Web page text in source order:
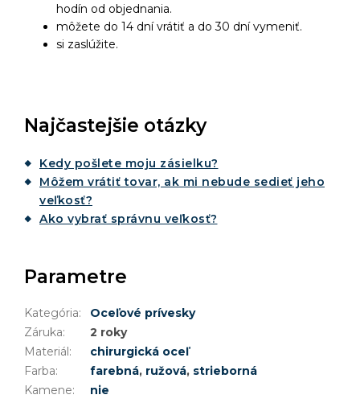
hodín od objednania.
môžete do 14 dní vrátiť a do 30 dní vymeniť.
si zaslúžite.
Najčastejšie otázky
Kedy pošlete moju zásielku?
Môžem vrátiť tovar, ak mi nebude sedieť jeho
veľkosť?
Ako vybrať správnu veľkosť?
Parametre
Kategória:
Oceľové prívesky
Záruka:
2 roky
Materiál :
chirurgická oceľ
Farba: farebná, ružová, strieborná
Kamene:
nie